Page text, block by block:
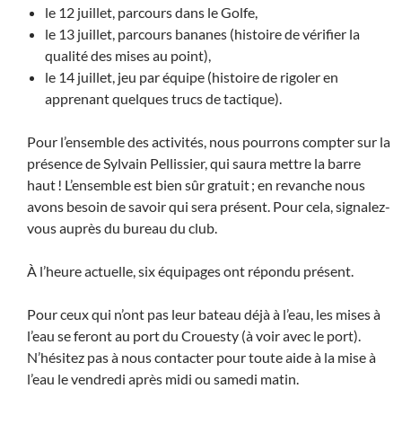
le 12 juillet, parcours dans le Golfe,
le 13 juillet, parcours bananes (histoire de vérifier la
qualité des mises au point),
le 14 juillet, jeu par équipe (histoire de rigoler en
apprenant quelques trucs de tactique).
Pour l’ensemble des activités, nous pourrons compter sur la
présence de Sylvain Pellissier, qui saura mettre la barre
haut ! L’ensemble est bien sûr gratuit ; en revanche nous
avons besoin de savoir qui sera présent. Pour cela, signalez-
vous auprès du bureau du club.
À l’heure actuelle, six équipages ont répondu présent.
Pour ceux qui n’ont pas leur bateau déjà à l’eau, les mises à
l’eau se feront au port du Crouesty (à voir avec le port).
N’hésitez pas à nous contacter pour toute aide à la mise à
l’eau le vendredi après midi ou samedi matin.